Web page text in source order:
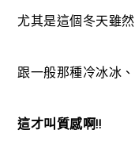
尤其是這個冬天雖
跟一般那種冷冰冰
這才叫質感啊!!